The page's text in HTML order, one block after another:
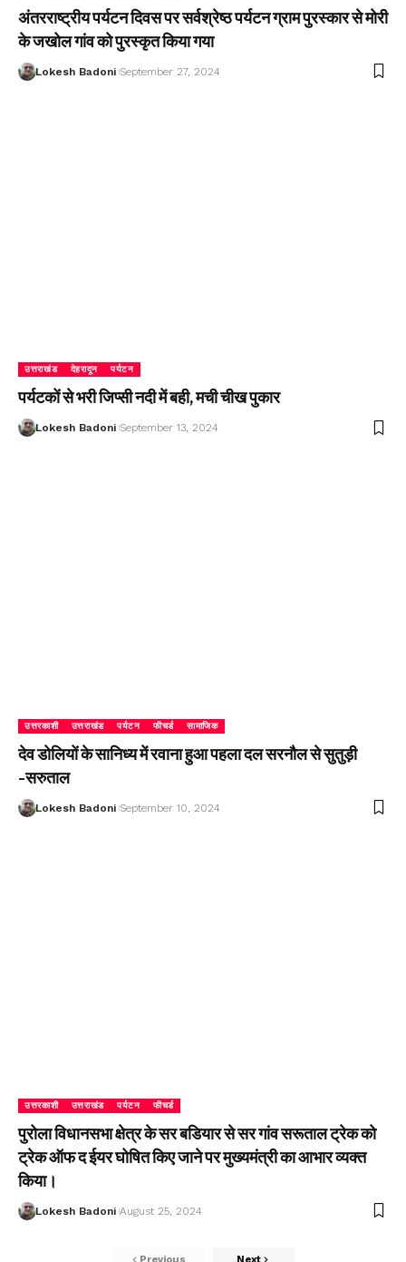
अंतरराष्ट्रीय पर्यटन दिवस पर सर्वश्रेष्ठ पर्यटन ग्राम पुरस्कार से मोरी
के जखोल गांव को पुरस्कृत किया गया
Lokesh Badoni September 27, 2024
उत्तराखंड देहरादून पर्यटन
पर्यटकों से भरी जिप्सी नदी में बही, मची चीख पुकार
Lokesh Badoni September 13, 2024
उत्तरकाशी उत्तराखंड पर्यटन फीचर्ड सामाजिक
देव डोलियों के सानिध्य में रवाना हुआ पहला दल सरनौल से सुतुड़ी
-सरुताल
Lokesh Badoni September 10, 2024
उत्तरकाशी उत्तराखंड पर्यटन फीचर्ड
पुरोला विधानसभा क्षेत्र के सर बडियार से सर गांव सरूताल ट्रेक को
ट्रेक ऑफ द ईयर घोषित किए जाने पर मुख्यमंत्री का आभार व्यक्त
किया।
Lokesh Badoni August 25, 2024